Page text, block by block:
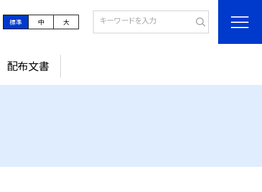
標準 中 大
配布文書